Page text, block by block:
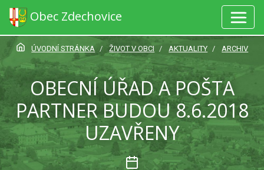
Obec Zdechovice
ÚVODNÍ STRÁNKA ŽIVOT V OBCI AKTUALITY ARCHIV
OBECNÍ ÚŘAD A POŠTA
PARTNER BUDOU 8.6.2018
UZAVŘENY